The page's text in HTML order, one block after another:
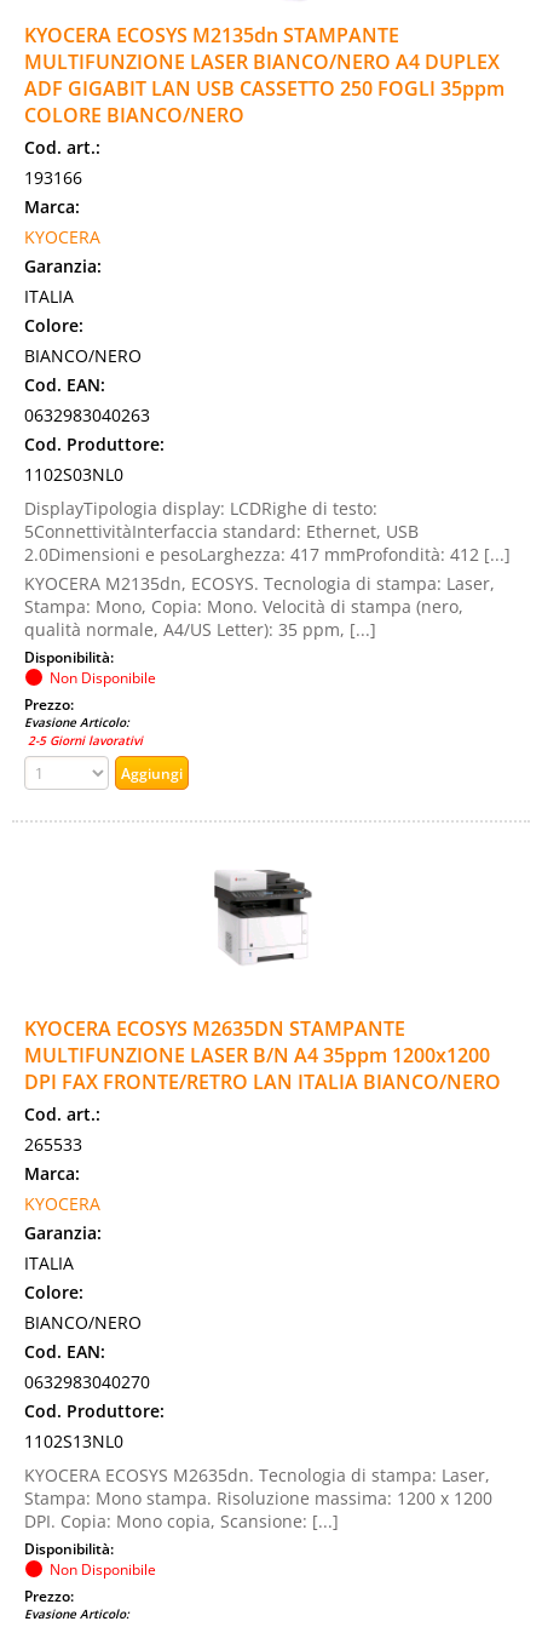
KYOCERA ECOSYS M2135dn STAMPANTE
MULTIFUNZIONE LASER BIANCO/NERO A4 DUPLEX
ADF GIGABIT LAN USB CASSETTO 250 FOGLI 35ppm
COLORE BIANCO/NERO
Cod. art.:
193166
Marca:
KYOCERA
Garanzia:
ITALIA
Colore:
BIANCO/NERO
Cod. EAN:
0632983040263
Cod. Produttore:
1102S03NL0
DisplayTipologia display: LCDRighe di testo:
5ConnettivitàInterfaccia standard: Ethernet, USB
2.0Dimensioni e pesoLarghezza: 417 mmProfondità: 412 [...]
KYOCERA M2135dn, ECOSYS. Tecnologia di stampa: Laser,
Stampa: Mono, Copia: Mono. Velocità di stampa (nero,
qualità normale, A4/US Letter): 35 ppm, [...]
Disponibilità:
Non Disponibile
Prezzo:
Evasione Articolo:
2-5 Giorni lavorativi
KYOCERA ECOSYS M2635DN STAMPANTE
MULTIFUNZIONE LASER B/N A4 35ppm 1200x1200
DPI FAX FRONTE/RETRO LAN ITALIA BIANCO/NERO
Cod. art.:
265533
Marca:
KYOCERA
Garanzia:
ITALIA
Colore:
BIANCO/NERO
Cod. EAN:
0632983040270
Cod. Produttore:
1102S13NL0
KYOCERA ECOSYS M2635dn. Tecnologia di stampa: Laser,
Stampa: Mono stampa. Risoluzione massima: 1200 x 1200
DPI. Copia: Mono copia, Scansione: [...]
Disponibilità:
Non Disponibile
Prezzo:
Evasione Articolo: